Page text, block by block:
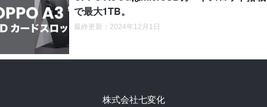
で最大1TB。
最終更新：2024年12月1日
株式会社七変化